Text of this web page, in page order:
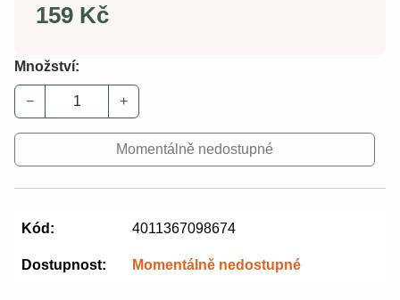
159 Kč
Množství:
− +
Momentálně nedostupné
Kód: 4011367098674
Dostupnost: Momentálně nedostupné